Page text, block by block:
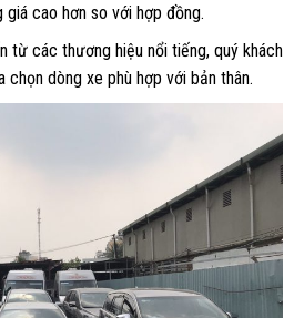
giá cao hơn so với hợp đồng.
từ các thương hiệu nổi tiếng, quý khách
chọn dòng xe phù hợp với bản thân.